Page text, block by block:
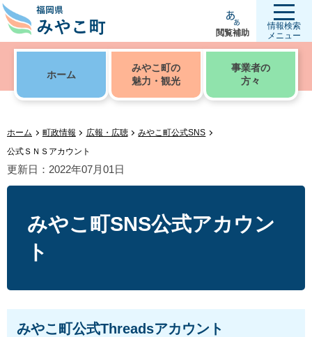
閲覧補助
情報検索
メニュー
ホーム
みやこ町の
魅力・観光
事業者の
方々
ホーム 町政情報 広報・広聴
みやこ町公式SNS
公式ＳＮＳアカウント
更新日：2022年07月01日
みやこ町SNS公式アカウン
ト
みやこ町公式Threadsアカウント